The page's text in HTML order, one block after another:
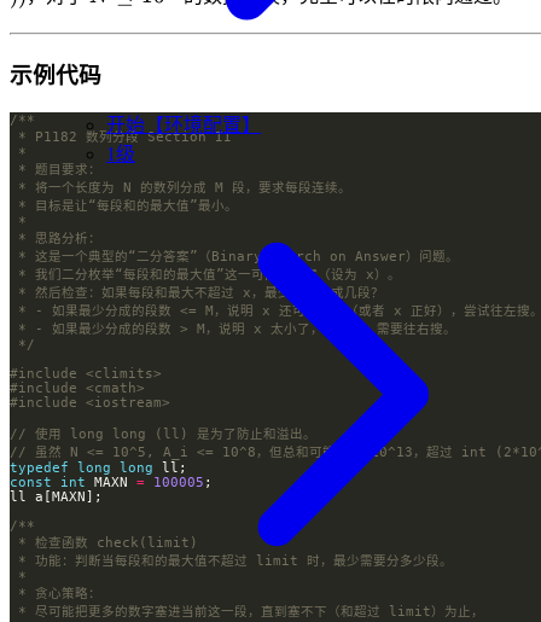
开始【环境配置】
1级
A_i))
示例代码
*/
#include
<climits>
#include
<cmath>
#include
<iostream>
typedef long long
const
int MAXN = 100005